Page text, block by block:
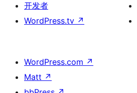
开发者
WordPress.tv ↗
WordPress.com ↗
Matt ↗